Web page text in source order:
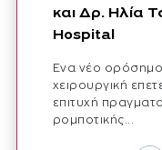
και Δρ. Ηλία
Hospital
Ένα νέο ορόσημο
χειρουργική
επιτυχή
ρομποτικής...